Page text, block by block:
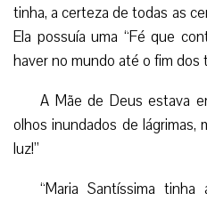
tinha, a certeza de todas as
Ela possuía uma “Fé que
haver no mundo até o fim dos
A Mãe de Deus estava
olhos inundados de lágrimas,
luz!”
“Maria Santíssima